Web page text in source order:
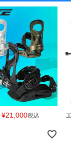
¥21,000税込